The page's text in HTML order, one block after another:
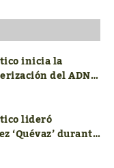
inicia la
del ADN
lideró
‘Quévaz’ durante
Alcides